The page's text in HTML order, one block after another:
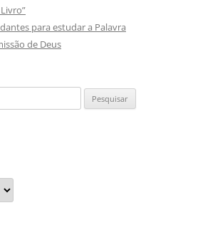
para estudar a Palavra
de Deus